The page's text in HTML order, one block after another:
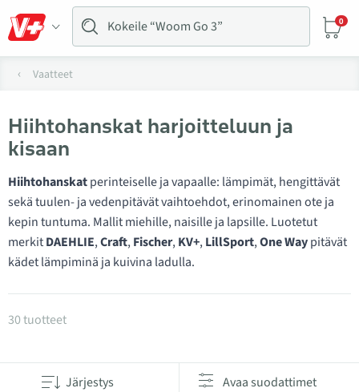
0
Vaatteet
Hiihtohanskat harjoitteluun ja
kisaan
Hiihtohanskatperinteiselle ja vapaalle: lämpimät, hengittävät
sekä tuulen- ja vedenpitävät vaihtoehdot, erinomainen ote ja
kepin tuntuma. Mallit miehille, naisille ja lapsille. Luotetut
merkitDAEHLIE,Craft,Fischer,KV+,LillSport,One Waypitävät
kädet lämpiminä ja kuivina ladulla.
Tuotteet kategoriassa Hiihtohanskat
30 tuotteet
Järjestys Avaa suodattimet